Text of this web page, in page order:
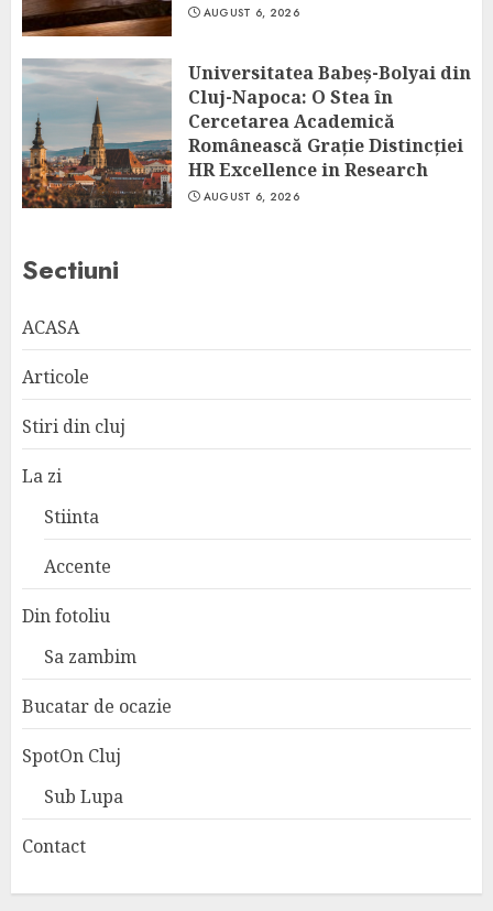
AUGUST 6, 2026
Universitatea Babeș-Bolyai din
Cluj-Napoca: O Stea în
Cercetarea Academică
Românească Grație Distincției
HR Excellence in Research
AUGUST 6, 2026
Sectiuni
ACASA
Articole
Stiri din cluj
La zi
Stiinta
Accente
Din fotoliu
Sa zambim
Bucatar de ocazie
SpotOn Cluj
Sub Lupa
Contact